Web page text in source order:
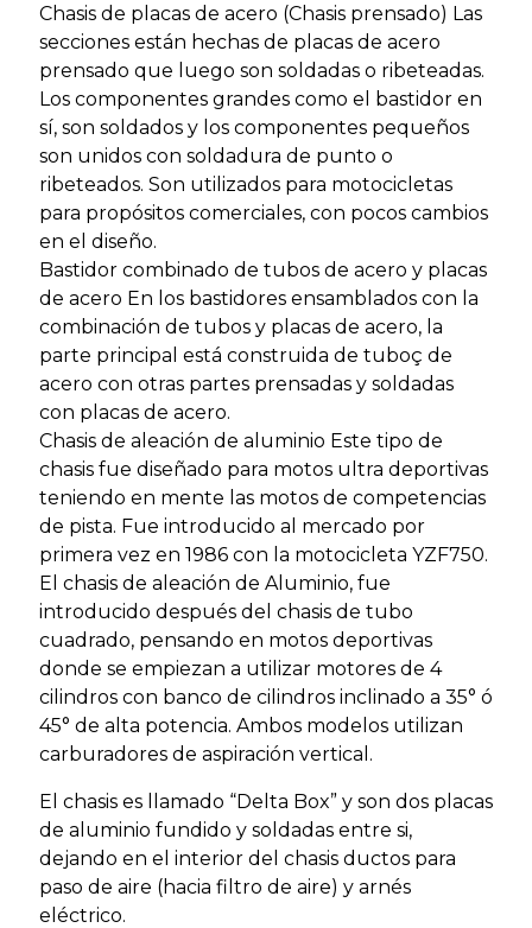
Chasis de placas de acero (Chasis prensado) Las
secciones están hechas de placas de acero
prensado que luego son soldadas o ribeteadas.
Los componentes grandes como el bastidor en
sí, son soldados y los componentes pequeños
son unidos con soldadura de punto o
ribeteados. Son utilizados para motocicletas
para propósitos comerciales, con pocos cambios
en el diseño.
Bastidor combinado de tubos de acero y placas
de acero En los bastidores ensamblados con la
combinación de tubos y placas de acero, la
parte principal está construida de tuboç de
acero con otras partes prensadas y soldadas
con placas de acero.
Chasis de aleación de aluminio Este tipo de
chasis fue diseñado para motos ultra deportivas
teniendo en mente las motos de competencias
de pista. Fue introducido al mercado por
primera vez en 1986 con la motocicleta YZF750.
El chasis de aleación de Aluminio, fue
introducido después del chasis de tubo
cuadrado, pensando en motos deportivas
donde se empiezan a utilizar motores de 4
cilindros con banco de cilindros inclinado a 35° ó
45° de alta potencia. Ambos modelos utilizan
carburadores de aspiración vertical.
El chasis es llamado “Delta Box” y son dos placas
de aluminio fundido y soldadas entre si,
dejando en el interior del chasis ductos para
paso de aire (hacia filtro de aire) y arnés
eléctrico.